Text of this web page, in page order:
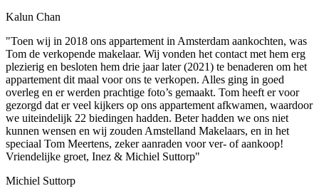
Kalun Chan
"Toen wij in 2018 ons appartement in Amsterdam aankochten, was
Tom de verkopende makelaar. Wij vonden het contact met hem erg
plezierig en besloten hem drie jaar later (2021) te benaderen om het
appartement dit maal voor ons te verkopen. Alles ging in goed
overleg en er werden prachtige foto’s gemaakt. Tom heeft er voor
gezorgd dat er veel kijkers op ons appartement afkwamen, waardoor
we uiteindelijk 22 biedingen hadden. Beter hadden we ons niet
kunnen wensen en wij zouden Amstelland Makelaars, en in het
speciaal Tom Meertens, zeker aanraden voor ver- of aankoop!
Vriendelijke groet, Inez & Michiel Suttorp"
Michiel Suttorp